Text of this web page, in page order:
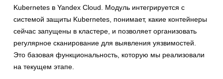
Kubernetes в Yandex Cloud. Модуль интегрируется с
системой защиты Kubernetes, понимает, какие контейнеры
сейчас запущены в кластере, и позволяет организовать
регулярное сканирование для выявления уязвимостей.
Это базовая функциональность, которую мы реализовали
на текущем этапе.